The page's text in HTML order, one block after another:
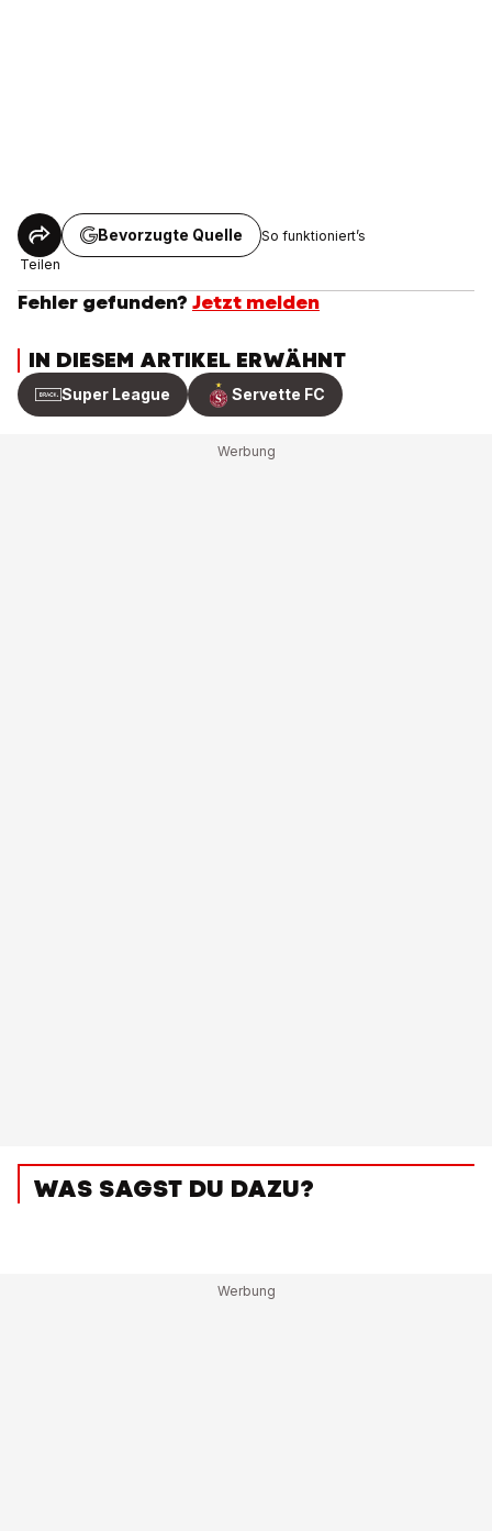
Teilen
Bevorzugte Quelle So funktioniert’s
Fehler gefunden? Jetzt melden
IN DIESEM ARTIKEL ERWÄHNT
Super League Servette FC
WAS SAGST DU DAZU?